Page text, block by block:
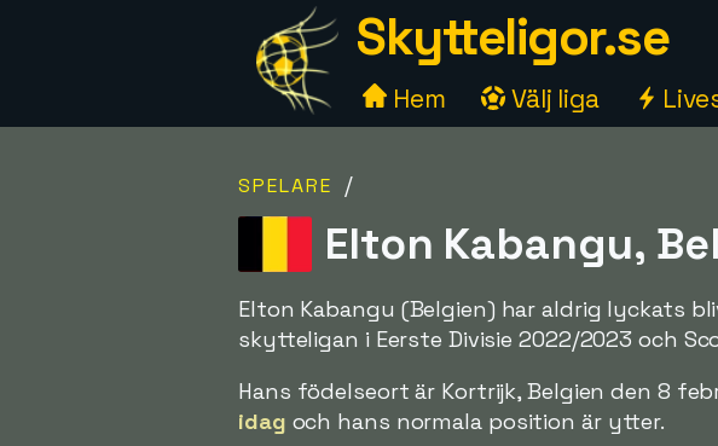
Skytteligor.se
Hem Välj liga
SPELARE /
Elton Kabangu,
Elton Kabangu (Belgien) har aldrig lyckats
skytteligan i Eerste Divisie 2022/2023 och
Hans födelseort är Kortrijk, Belgien den 8
idag och hans normala position är ytter.